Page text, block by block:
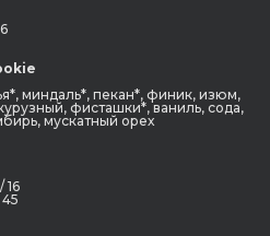
миндаль*, пекан*, финик, изюм,
фисташки*, ваниль, сода,
мускатный орех
16